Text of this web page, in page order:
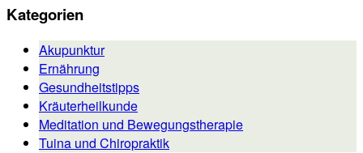
Kategorien
Akupunktur
Ernährung
Gesundheitstipps
Kräuterheilkunde
Meditation und Bewegungstherapie
Tuina und Chiropraktik